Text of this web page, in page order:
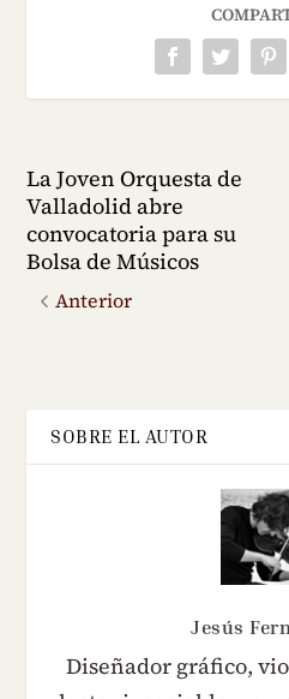
La Joven Orquesta de
Valladolid abre
convocatoria para su
Bolsa de Músicos
Anterior
SOBRE EL AUTOR
Jesús
Diseñador gráfico,